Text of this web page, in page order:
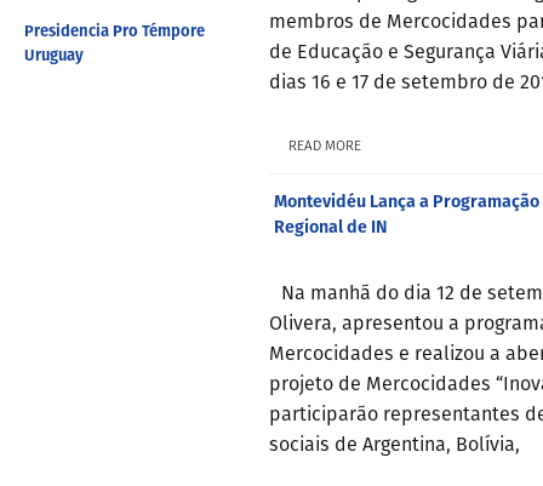
Presidencia Pro Témpore
Uruguay
membros de Mercocidades
de Educação e Segurança
dias 16 e 17 de setembro de
READ MORE
Montevidéu Lança a
Regional de IN
Na manhã do dia 12 de
Olivera, apresentou a
Mercocidades e realizou a
projeto de Mercocidades
participarão representantes
sociais de Argentina, Bolívia,